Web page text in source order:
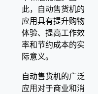
此，自动售货机的
应用具有提升购物
体验、提高工作效
率和节约成本的实
际意义。
自动售货机的广泛
应用对于商业和消